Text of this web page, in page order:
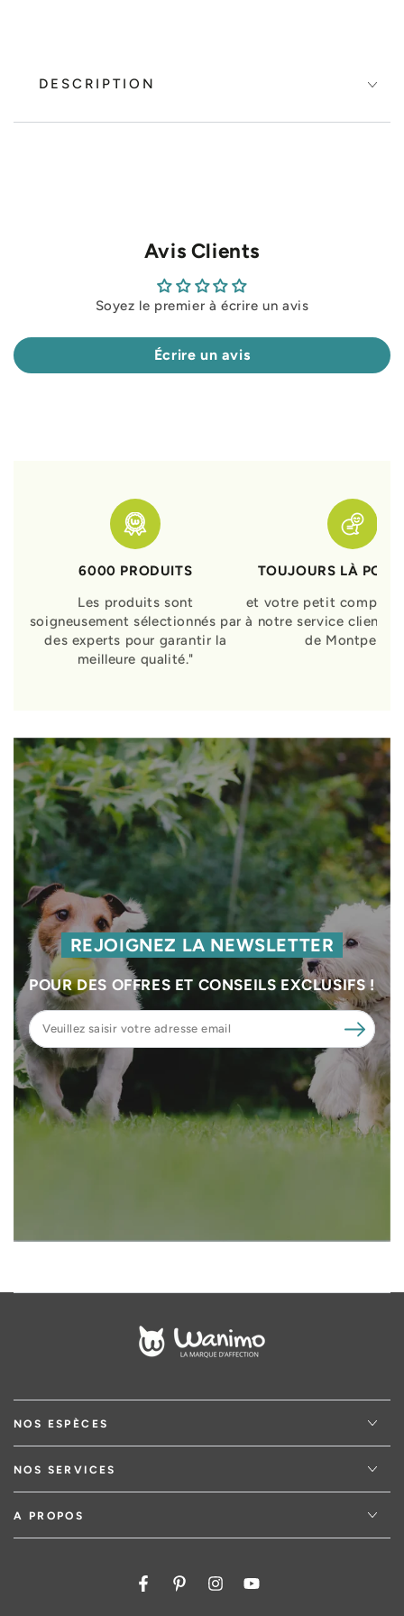
DESCRIPTION
Avis Clients
Soyez le premier à écrire un avis
Écrire un avis
6000 PRODUITS
Les produits sont
soigneusement sélectionnés par
des experts pour garantir la
meilleure qualité."
TOUJOURS LÀ
et votre petit
à notre service clients
de Montpellier
REJOIGNEZ LA NEWSLETTER
POUR DES OFFRES ET CONSEILS EXCLUSIFS !
Veuillez
saisir
votre
adresse
email
NOS ESPÈCES
NOS SERVICES
A PROPOS
FacebookPinterestInstagramYouTube